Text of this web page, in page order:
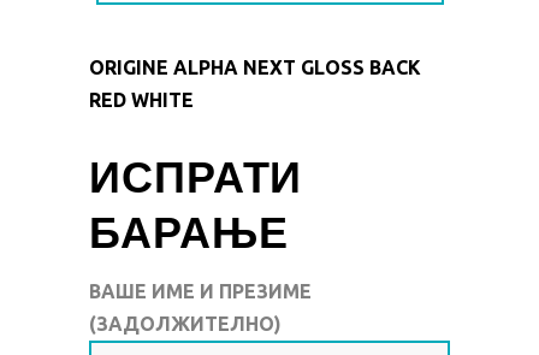
ORIGINE ALPHA NEXT GLOSS BACK
RED WHITE
ИСПРАТИ
БАРАЊЕ
ВАШЕ ИМЕ И ПРЕЗИМЕ
(ЗАДОЛЖИТЕЛНО)